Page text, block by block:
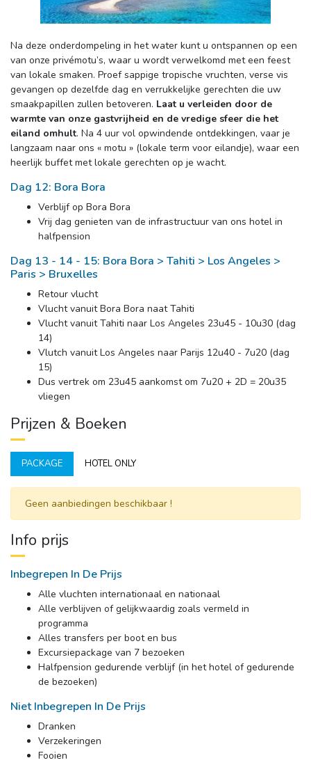
Na deze onderdompeling in het water kunt u ontspannen op een
van onze privémotu’s, waar u wordt verwelkomd met een feest
van lokale smaken. Proef sappige tropische vruchten, verse vis
gevangen op dezelfde dag en verrukkelijke gerechten die uw
smaakpapillen zullen betoveren. Laat u verleiden door de
warmte van onze gastvrijheid en de vredige sfeer die het
eiland omhult. Na 4 uur vol opwindende ontdekkingen, vaar je
langzaam naar ons « motu » (lokale term voor eilandje), waar een
heerlijk buffet met lokale gerechten op je wacht.
Dag 12: Bora Bora
Verblijf op Bora Bora
Vrij dag genieten van de infrastructuur van ons hotel in
halfpension
Dag 13 - 14 - 15: Bora Bora > Tahiti > Los Angeles >
Paris > Bruxelles
Retour vlucht
Vlucht vanuit Bora Bora naat Tahiti
Vlucht vanuit Tahiti naar Los Angeles 23u45 - 10u30 (dag
14)
Vlutch vanuit Los Angeles naar Parijs 12u40 - 7u20 (dag
15)
Dus vertrek om 23u45 aankomst om 7u20 + 2D = 20u35
vliegen
Prijzen & Boeken
PACKAGE HOTEL ONLY
Geen aanbiedingen beschikbaar !
Info prijs
Inbegrepen In De Prijs
Alle vluchten internationaal en nationaal
Alle verblijven of gelijkwaardig zoals vermeld in
programma
Alles transfers per boot en bus
Excursiepackage van 7 bezoeken
Halfpension gedurende verblijf (in het hotel of gedurende
de bezoeken)
Niet Inbegrepen In De Prijs
Dranken
Verzekeringen
Fooien